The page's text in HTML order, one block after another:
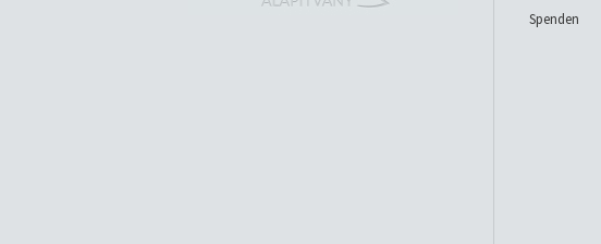
Spenden